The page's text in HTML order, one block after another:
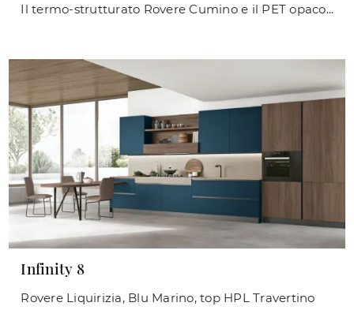
Il termo-strutturato Rovere Cumino e il PET opaco Verde Pistacchio si incontrano in una composizione ad angolo funzionale su entrambi i lati. Il ...
Infinity 8
Rovere Liquirizia, Blu Marino, top HPL Travertino